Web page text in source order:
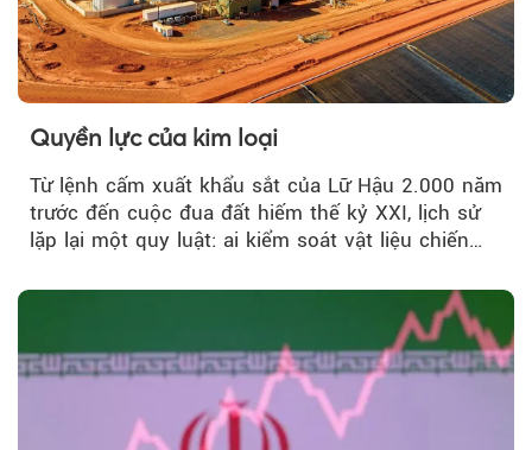
Quyền lực của kim loại
Từ lệnh cấm xuất khẩu sắt của Lữ Hậu 2.000 năm
trước đến cuộc đua đất hiếm thế kỷ XXI, lịch sử
lặp lại một quy luật: ai kiểm soát vật liệu chiến